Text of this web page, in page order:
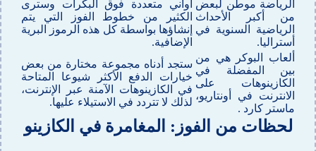
الرياضة موطن لبعض
من أكبر الأحداث
الرياضية السنوية في
أستراليا.
أواني متعددة فوق البكرات وسترى
الكثير من خطوط الفوز التي يتم
إنشاؤها بواسطة كل هذه الرموز البرية
الإضافية.
ألعاب البوكر هي من
بين المفضلة في
الكازينوهات على
الانترنت في أونتاريو،
ماستر كارد .
ستجد أدناه مجموعة مختارة من بعض
خيارات الدفع الأكثر شيوعا المتاحة
في الكازينوهات الآمنة عبر الإنترنت،
لذلك لا تتردد في الاستيلاء عليها.
لحظات من الفوز: المغامرة في الكازينو